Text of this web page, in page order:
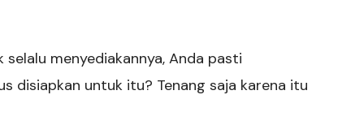
menyediakannya, Anda pasti
disiapkan untuk itu? Tenang saja karena itu